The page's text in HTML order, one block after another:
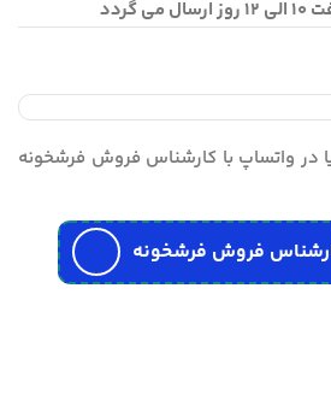
یا در واتساپ با کارشناس فروش فرشخونه
فروش فرشخونه